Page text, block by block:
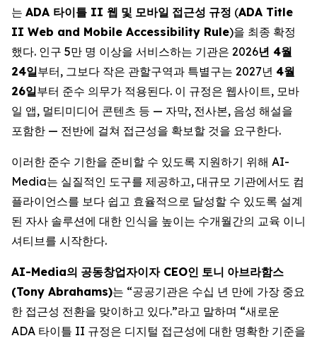
는 ADA 타이틀 II 웹 및 모바일 접근성 규정 (ADA Title
II Web and Mobile Accessibility Rule)을 최종 확정
했다. 인구 5만 명 이상을 서비스하는 기관은 2026년 4월
24일부터, 그보다 작은 관할구역과 특별구는 2027년 4월
26일부터 준수 의무가 적용된다. 이 규정은 웹사이트, 모바
일 앱, 멀티미디어 콘텐츠 등 — 자막, 전사본, 음성 해설을
포함한 — 전반에 걸쳐 접근성을 확보할 것을 요구한다.
이러한 준수 기한을 준비할 수 있도록 지원하기 위해 AI-
Media는 실질적인 도구를 제공하고, 대규모 기관에서도 컴
플라이언스를 보다 쉽고 효율적으로 달성할 수 있도록 설계
된 자사 솔루션에 대한 인식을 높이는 수개월간의 교육 이니
셔티브를 시작한다.
AI-Media의 공동창업자이자CEO인 토니 아브라함스
(Tony Abrahams)는 “공공기관은 수십 년 만에 가장 중요
한 접근성 전환을 맞이하고 있다.”라고 말하며 “새로운
ADA 타이틀 II 규정은 디지털 접근성에 대한 명확한 기준을